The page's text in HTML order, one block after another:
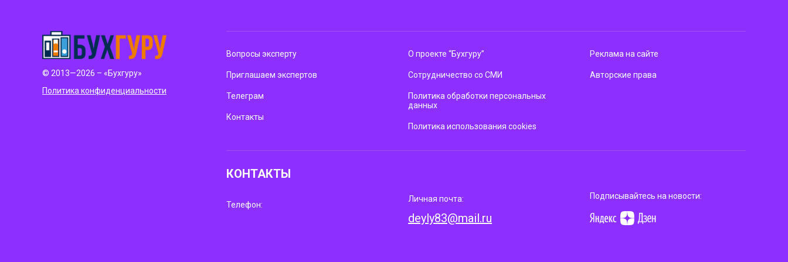
© 2013—2026 – «Бухгуру»
Политика конфиденциальности
Вопросы эксперту
Приглашаем экспертов
Телеграм
Контакты
О проекте “Бухгуру”
Сотрудничество со СМИ
Политика обработки персональных
данных
Политика использования cookies
Реклама на сайте
Авторские права
КОНТАКТЫ
Телефон:
Личная почта:
deyly83@mail.ru
Подписывайтесь на новости: